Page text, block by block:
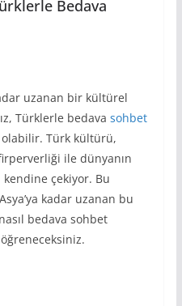
Bedava
uzanan bir kültürel
Türklerle bedava sohbet
Türk kültürü,
ile dünyanın
çekiyor. Bu
kadar uzanan bu
bedava sohbet